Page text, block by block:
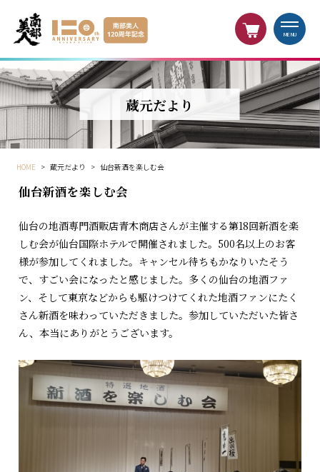
MENU
蔵元だより
HOME > 蔵元だより > 仙台新酒を楽しむ会
仙台新酒を楽しむ会
仙台の地酒専門酒販店青木商店さんが主催する第18回新酒を楽
しむ会が仙台国際ホテルで開催されました。500名以上のお客
様が参加してくれました。キャンセル待ちもかなりいたそう
で、すごい会になったと感じました。多くの仙台の地酒ファ
ン、そして東京などからも駆けつけてくれた地酒ファンにたく
さん新酒を味わっていただきました。参加していただいた皆さ
ん、本当にありがとうございます。